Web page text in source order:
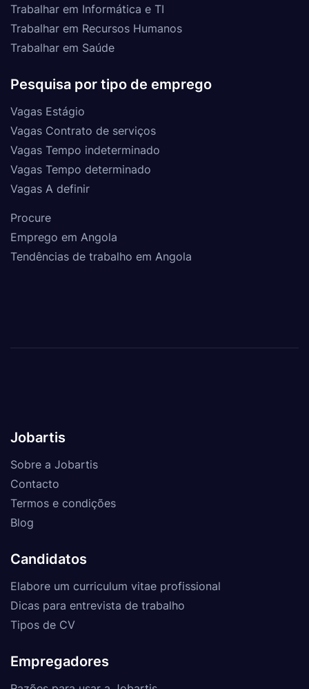
Trabalhar em Informática e TI
Trabalhar em Recursos Humanos
Trabalhar em Saúde
Pesquisa por tipo de emprego
Vagas Estágio
Vagas Contrato de serviços
Vagas Tempo indeterminado
Vagas Tempo determinado
Vagas A definir
Procure
Emprego em Angola
Tendências de trabalho em Angola
Jobartis
Sobre a Jobartis
Contacto
Termos e condições
Blog
Candidatos
Elabore um curriculum vitae profissional
Dicas para entrevista de trabalho
Tipos de CV
Empregadores